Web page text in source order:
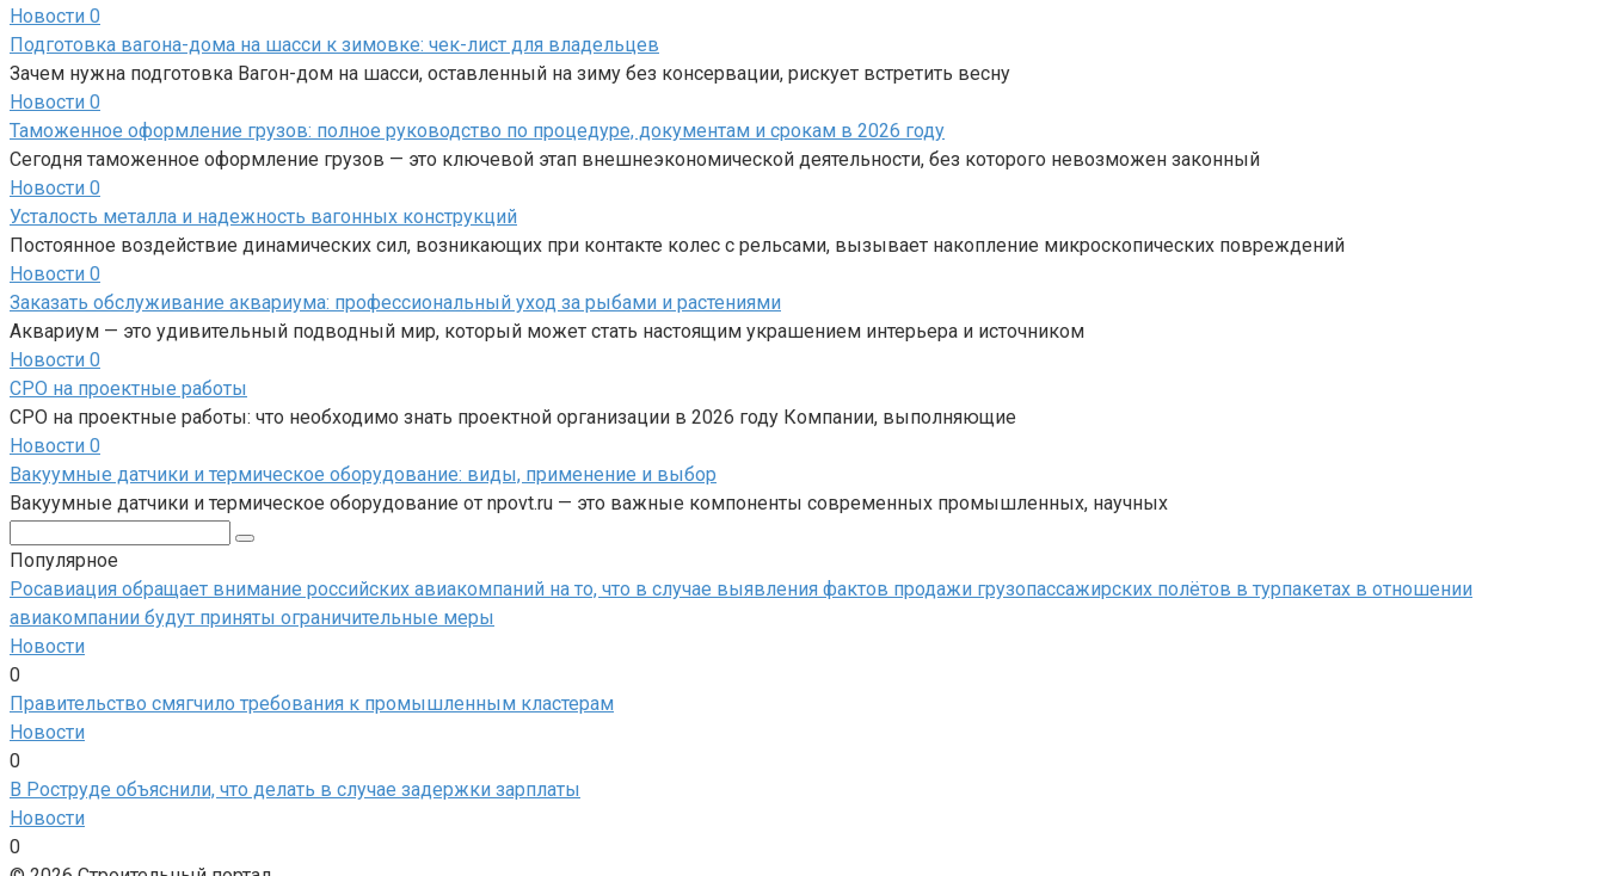
Новости 0
Подготовка вагона-дома на шасси к зимовке: чек-лист для владельцев
Зачем нужна подготовка Вагон-дом на шасси, оставленный на зиму без консервации, рискует встретить весну
Новости 0
Таможенное оформление грузов: полное руководство по процедуре, документам и срокам в 2026 году
Сегодня таможенное оформление грузов — это ключевой этап внешнеэкономической деятельности, без которого невозможен законный
Новости 0
Усталость металла и надежность вагонных конструкций
Постоянное воздействие динамических сил, возникающих при контакте колес с рельсами, вызывает накопление микроскопических повреждений
Новости 0
Заказать обслуживание аквариума: профессиональный уход за рыбами и растениями
Аквариум — это удивительный подводный мир, который может стать настоящим украшением интерьера и источником
Новости 0
СРО на проектные работы
СРО на проектные работы: что необходимо знать проектной организации в 2026 году Компании, выполняющие
Новости 0
Вакуумные датчики и термическое оборудование: виды, применение и выбор
Вакуумные датчики и термическое оборудование от npovt.ru — это важные компоненты современных промышленных, научных
Популярное
Росавиация обращает внимание российских авиакомпаний на то, что в случае выявления фактов продажи грузопассажирских полётов в турпакетах в отношении
авиакомпании будут приняты ограничительные меры
Новости
0
Правительство смягчило требования к промышленным кластерам
Новости
0
В Роструде объяснили, что делать в случае задержки зарплаты
Новости
0